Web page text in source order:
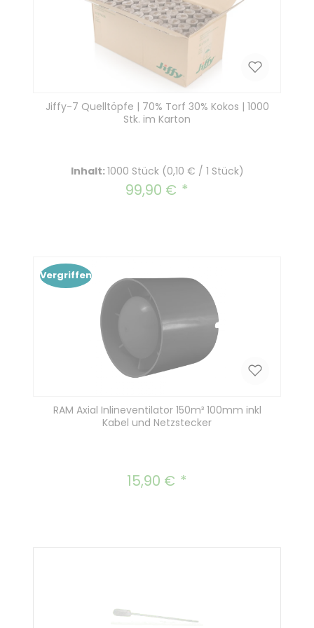
Jiffy-7 Quelltöpfe | 70% Torf 30% Kokos | 1000
Stk. im Karton
Inhalt:1000 Stück (0,10 € / 1 Stück)
Regulärer Preis:
99,90 €
Vergriffen
RAM Axial Inlineventilator 150m³ 100mm inkl
Kabel und Netzstecker
Regulärer Preis:
15,90 €